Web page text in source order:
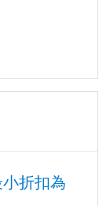
折扣為